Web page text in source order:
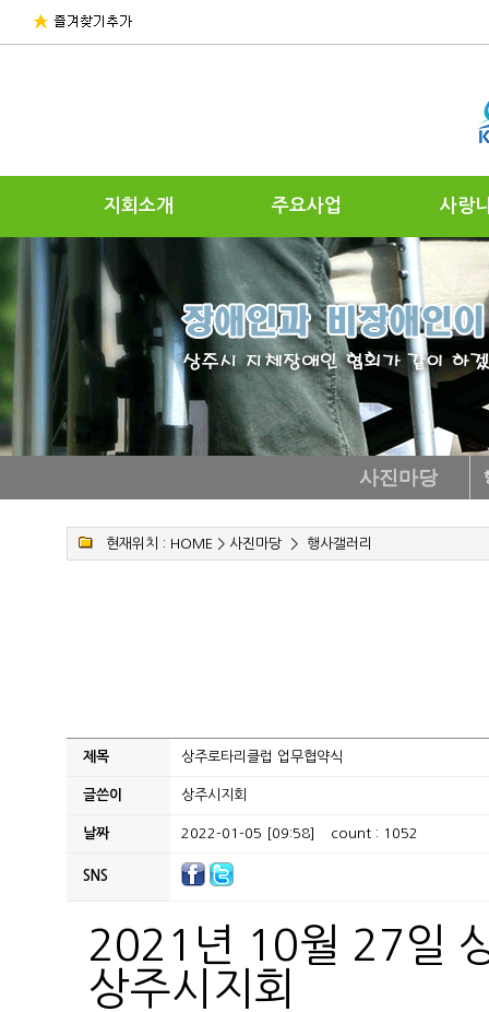
지회소개 주요사업 사랑
사진마당
현재위치 : HOME > 사진마당> 행사갤러리
제목 상주로타리클럽 업무협약식
글쓴이 상주시지회
날짜 2022-01-05 [09:58] count : 1052
SNS
상주시지회